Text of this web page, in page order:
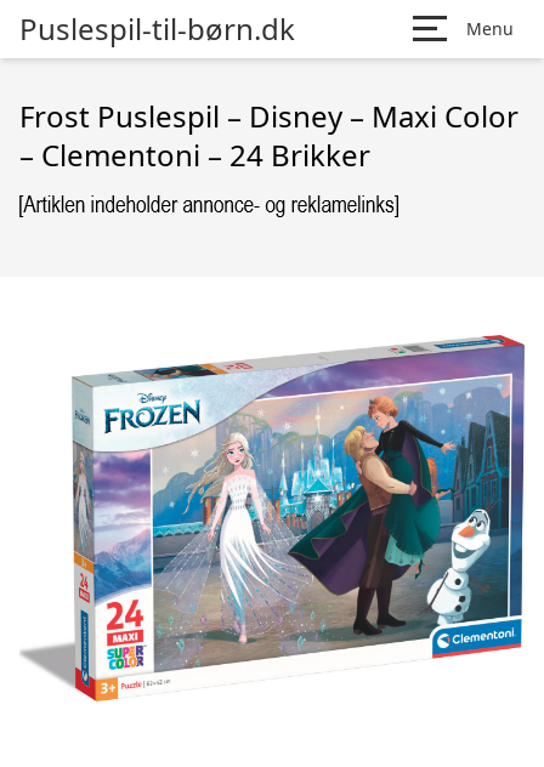
Puslespil-til-børn.dk Menu
Frost Puslespil – Disney – Maxi Color
– Clementoni – 24 Brikker